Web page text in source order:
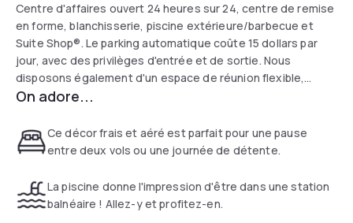
Centre d'affaires ouvert 24 heures sur 24, centre de remise
en forme, blanchisserie, piscine extérieure/barbecue et
Suite Shop®. Le parking automatique coûte 15 dollars par
jour, avec des privilèges d'entrée et de sortie. Nous
disposons également d'un espace de réunion flexible,
récemment rénové, d'une superficie totale de 1 550 m².
On adore...
Ce décor frais et aéré est parfait pour une pause
entre deux vols ou une journée de détente.
La piscine donne l'impression d'être dans une station
balnéaire ! Allez-y et profitez-en.